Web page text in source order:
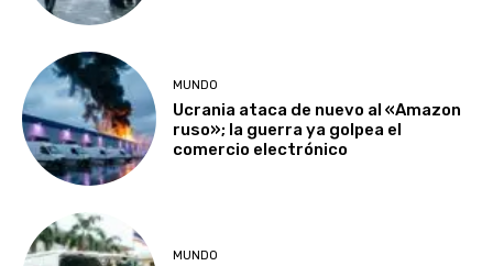
MUNDO
Ucrania ataca de nuevo al «Amazon
ruso»; la guerra ya golpea el
comercio electrónico
MUNDO